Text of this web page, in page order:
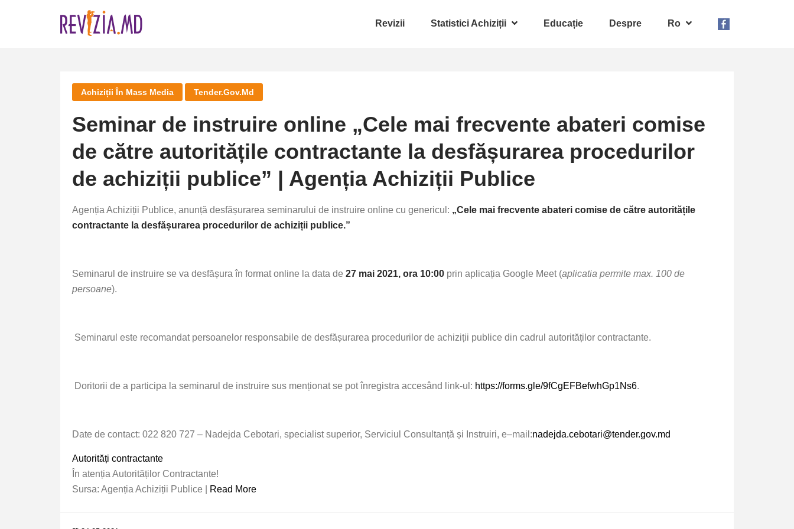
Revizii Statistici Achiziții Educație Despre Ro
Achiziții În Mass Media Tender.gov.md
Seminar de instruire online „Cele mai frecvente abateri comise
de către autoritățile contractante la desfășurarea procedurilor
de achiziții publice” | Agenția Achiziții Publice
Agenția Achiziții Publice, anunță desfășurarea seminarului de instruire online cu genericul: „Cele mai frecvente abateri comise de către autoritățile
contractante la desfășurarea procedurilor de achiziții publice.”
Seminarul de instruire se va desfășura în format online la data de 27 mai 2021, ora 10:00 prin aplicația Google Meet (aplicatia permite max. 100 de
persoane).
Seminarul este recomandat persoanelor responsabile de desfășurarea procedurilor de achiziții publice din cadrul autorităților contractante.
Doritorii de a participa la seminarul de instruire sus menționat se pot înregistra accesând link-ul: https://forms.gle/9fCgEFBefwhGp1Ns6.
Date de contact: 022 820 727 – Nadejda Cebotari, specialist superior, Serviciul Consultanță și Instruiri, e–mail:nadejda.cebotari@tender.gov.md
Autorități contractante
În atenția Autorităților Contractante!
Sursa: Agenția Achiziții Publice |
Read More